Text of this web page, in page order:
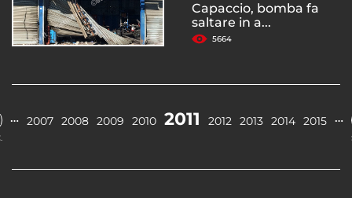
Capaccio, bomba fa
saltare in a...
5664
… 2007 2008 2009 2010 2011 2012 2013 2014 2015 …